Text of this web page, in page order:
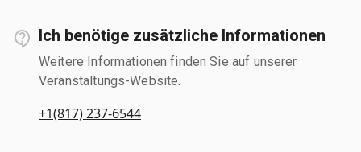
Ich benötige zusätzliche Informationen
Weitere Informationen finden Sie auf unserer
Veranstaltungs-Website.
+1(817) 237-6544